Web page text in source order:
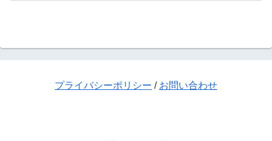
プライバシーポリシー / お問い合わせ